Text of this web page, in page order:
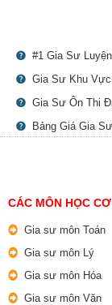
#1 Gia Sư
Gia Sư Khu
Gia Sư Ôn Thi
Bảng Giá Gia
CÁC MÔN HỌC
Gia sư môn Toán
Gia sư môn Lý
Gia sư môn Hóa
Gia sư môn Văn